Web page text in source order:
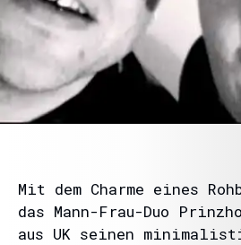
Mit dem Charme eines
das Mann-Frau-Duo
aus UK seinen